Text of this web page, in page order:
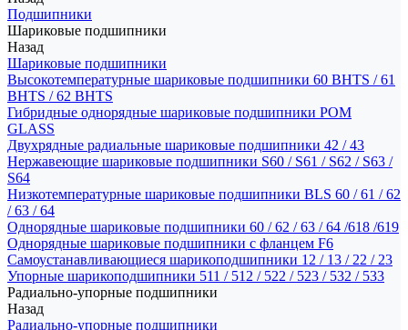
Подшипники
Шариковые подшипники
Назад
Шариковые подшипники
Высокотемпературные шариковые подшипники 60 BHTS / 61
BHTS / 62 BHTS
Гибридные однорядные шариковые подшипники POM
GLASS
Двухрядные радиальные шариковые подшипники 42 / 43
Нержавеющие шариковые подшипники S60 / S61 / S62 / S63 /
S64
Низкотемпературные шариковые подшипники BLS 60 / 61 / 62
/ 63 / 64
Однорядные шариковые подшипники 60 / 62 / 63 / 64 /618 /619
Однорядные шариковые подшипники с фланцем F6
Самоустанавливающиеся шарикоподшипники 12 / 13 / 22 / 23
Упорные шарикоподшипники 511 / 512 / 522 / 523 / 532 / 533
Радиально-упорные подшипники
Назад
Радиально-упорные подшипники